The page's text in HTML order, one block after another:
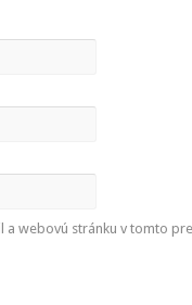
a webovú stránku v tomto